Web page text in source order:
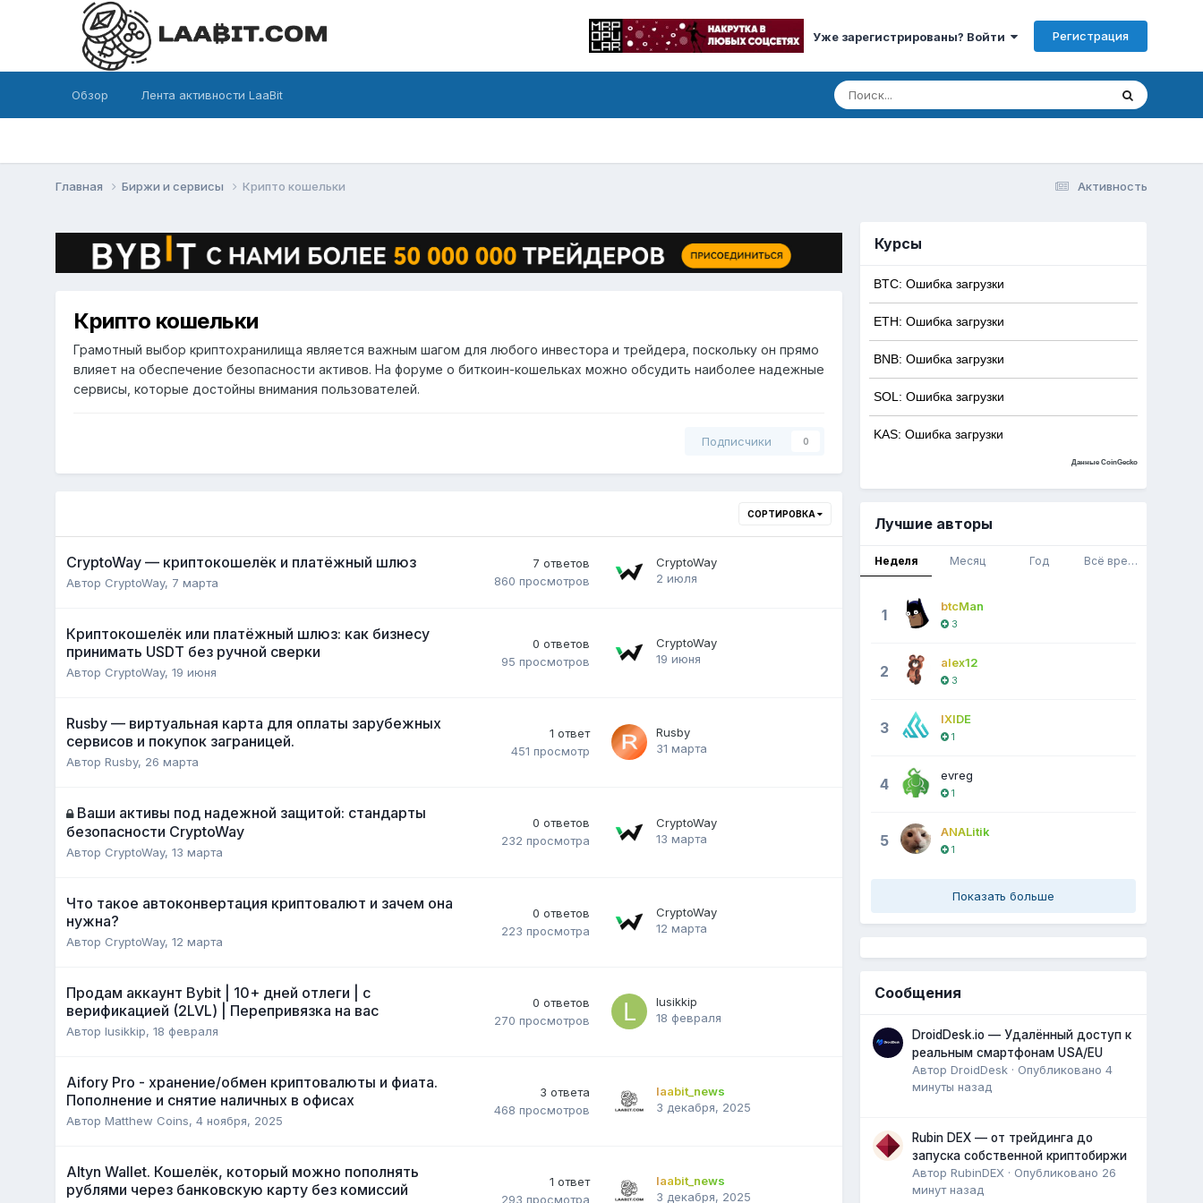
Уже зарегистрированы? Войти Регистрация
Обзор Лента активности LaaBit
Активность
Главная Биржи и сервисы Крипто кошельки
Крипто кошельки
Грамотный выбор криптохранилища является важным шагом для любого инвестора и трейдера, поскольку он прямо
влияет на обеспечение безопасности активов. На форуме о биткоин-кошельках можно обсудить наиболее надежные
сервисы, которые достойны внимания пользователей.
Подписчики 0
СОРТИРОВКА
CryptoWay — криптокошелёк и платёжный шлюз
Автор CryptoWay, 7 марта
7 ответов
860 просмотров
CryptoWay
2 июля
Криптокошелёк или платёжный шлюз: как бизнесу
принимать USDT без ручной сверки
Автор CryptoWay,19 июня
0 ответов
95 просмотров
CryptoWay
19 июня
Rusby — виртуальная карта для оплаты зарубежных
сервисов и покупок заграницей.
АвторRusby, 26 марта
1 ответ
451 просмотр
Rusby
31 марта
Ваши активы под надежной защитой: стандарты
безопасности CryptoWay
Автор CryptoWay,13 марта
0 ответов
232 просмотра
CryptoWay
13 марта
Что такое автоконвертация криптовалют и зачем она
нужна?
Автор CryptoWay,12 марта
0 ответов
223 просмотра
CryptoWay
12 марта
Продам аккаунт Bybit | 10+ дней отлеги | с
верификацией (2LVL) | Перепривязка на вас
Авторlusikkip,18 февраля
0 ответов
270 просмотров
lusikkip
18 февраля
Aifory Pro - хранение/обмен криптовалюты и фиата.
Пополнение и снятие наличных в офисах
АвторMatthew Coins,4 ноября, 2025
3 ответа
468 просмотров
laabit_news
3 декабря, 2025
Altyn Wallet. Кошелёк, который можно пополнять
рублями через банковскую карту без комиссий
1 ответ
293 просмотра
laabit_news
3 декабря, 2025
Курсы
BTC: Ошибка загрузки
ETH: Ошибка загрузки
BNB: Ошибка загрузки
SOL: Ошибка загрузки
KAS: Ошибка загрузки
Данные CoinGecko
Лучшие авторы
Неделя Месяц Год Всё время
1 btcMan
3
2 alex12
3
3 IXIDE
1
4 evreg
1
5 ANALitik
1
Показать больше
Сообщения
DroidDesk.io — Удалённый доступ к
реальным смартфонам USA/EU
АвторDroidDesk · Опубликовано4
минуты назад
Rubin DEX — от трейдинга до
запуска собственной криптобиржи
АвторRubinDEX · Опубликовано 26
минут назад